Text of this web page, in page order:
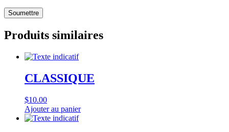
Produits similaires
CLASSIQUE
$10.00
Ajouter au panier